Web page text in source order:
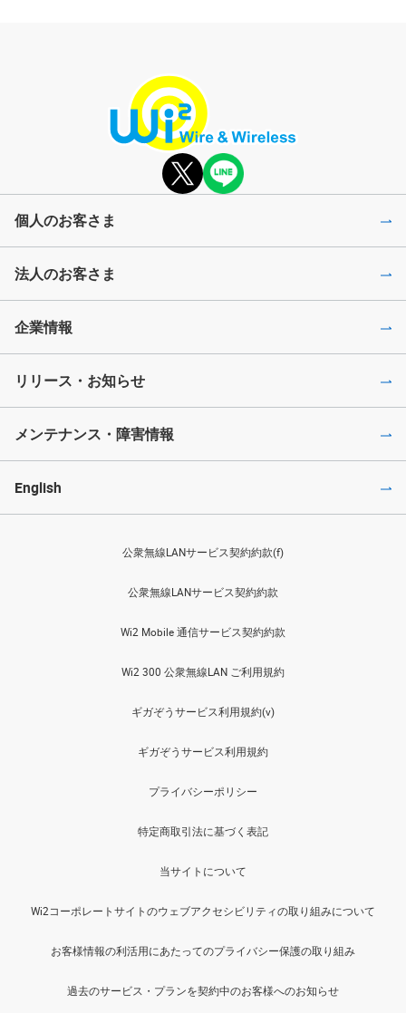
個人のお客さま
法人のお客さま
企業情報
リリース・お知らせ
メンテナンス・障害情報
English
公衆無線LANサービス契約約款(f)
公衆無線LANサービス契約約款
Wi2 Mobile 通信サービス契約約款
Wi2 300 公衆無線LAN ご利用規約
ギガぞうサービス利用規約(v)
ギガぞうサービス利用規約
プライバシーポリシー
特定商取引法に基づく表記
当サイトについて
Wi2コーポレートサイトのウェブアクセシビリティの取り組みについて
お客様情報の利活用にあたってのプライバシー保護の取り組み
過去のサービス・プランを契約中のお客様へのお知らせ